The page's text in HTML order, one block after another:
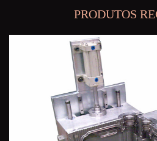
PRODUTOS